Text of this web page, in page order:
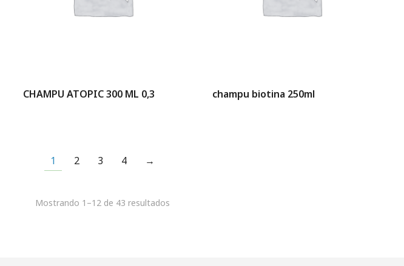
CHAMPU ATOPIC 300 ML 0,3 champu biotina 250ml
1 2 3 4 →
Mostrando 1–12 de 43 resultados